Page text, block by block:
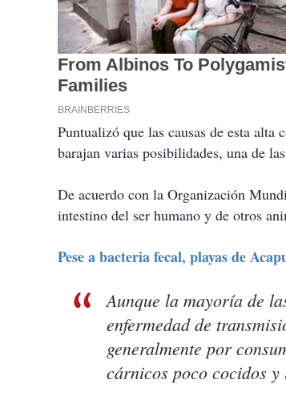
Puntualizó que las causas de esta alta
barajan varias posibilidades, una de
De acuerdo con la Organización
intestino del ser humano y de otros
Pese a bacteria fecal, playas de
Aunque la mayoría de
enfermedad de
generalmente por
cárnicos poco cocidos